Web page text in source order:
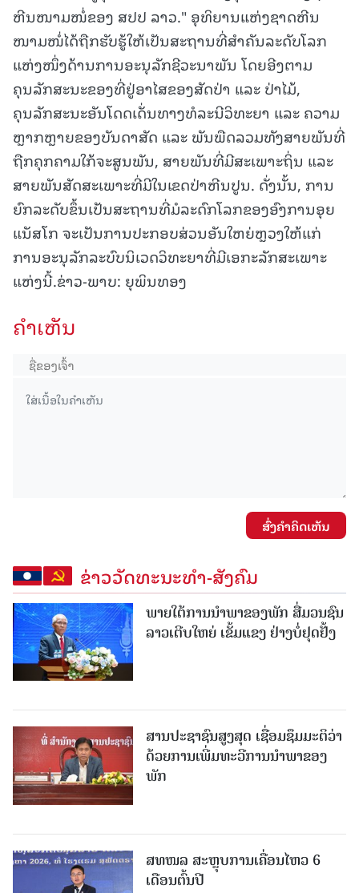
ຫີນໜາມໜໍ່ຂອງ ສປປ ລາວ." ອຸທິຍານແຫ່ງຊາດຫີນ
ໜາມໜໍ່ໄດ້ຖືກຮັບຮູ້ໃຫ້ເປັນສະຖານທີ່ສຳຄັນລະດັບໂລກ
ແຫ່ງໜຶ່ງດ້ານການອະນຸລັກຊີວະນາພັນ ໂດຍອີງຕາມ
ຄຸນລັກສະນະຂອງທີ່ຢູ່ອາໄສຂອງສັດປ່າ ແລະ ປ່າໄມ້,
ຄຸນລັກສະນະອັນໂດດເດັ່ນທາງທໍລະນີວິທະຍາ ແລະ ຄວາມ
ຫຼາກຫຼາຍຂອງບັນດາສັດ ແລະ ພັນພືດລວມທັງສາຍພັນທີ່
ຖືກຄຸກຄາມໃກ້ຈະສູນພັນ, ສາຍພັນທີ່ມີສະເພາະຖິ່ນ ແລະ
ສາຍພັນສັດສະເພາະທີ່ມີໃນເຂດປ່າຫີນປູນ. ດັ່ງນັ້ນ, ການ
ຍົກລະດັບຂຶ້ນເປັນສະຖານທີ່ມໍລະດົກໂລກຂອງອົງການອຸຍ
ແນັສໂກ ຈະເປັນການປະກອບສ່ວນອັນໃຫຍ່ຫຼວງໃຫ້ແກ່
ການອະນຸລັກລະບົບນິເວດວິທະຍາທີ່ມີເອກະລັກສະເພາະ
ແຫ່ງນີ້.ຂ່າວ-ພາບ: ຍຸພິນທອງ
ຄໍາເຫັນ
ສົ່ງຄໍາຄິດເຫັນ
ຂ່າວວັດທະນະທຳ-ສັງຄົມ
ພາຍໃຕ້ການນໍາພາຂອງພັກ ສື່ມວນຊົນ
ລາວເຕີບໃຫຍ່ ເຂັ້ມແຂງ ຢ່າງບໍ່ຢຸດຢັ້ງ
ສານປະຊາຊົນສູງສຸດ ເຊື່ອມຊຶມມະຕິວ່າ
ດ້ວຍການເພີ່ມທະວີການນຳພາຂອງ
ພັກ
ສທໜລ ສະຫຼຸບການເຄື່ອນໄຫວ 6
ເດືອນຕົ້ນປີ